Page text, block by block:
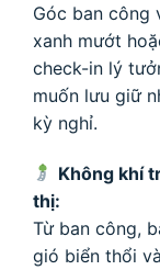
Góc ban công
xanh mướt
check-in lý
muốn lưu giữ
kỳ nghỉ.
Không khí
thị:
Từ ban công,
gió biển thổi